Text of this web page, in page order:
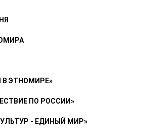
В ЭТНОМИРЕ»
ПО РОССИИ»
- ЕДИНЫЙ МИР»